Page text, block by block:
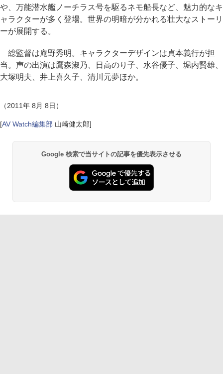
や、万能潜水艦ノーチラス号を駆るネモ船長など、魅力的なキ
ャラクターが多く登場。世界の明暗が分かれる壮大なストーリ
ーが展開する。
総監督は庵野秀明。キャラクターデザインは貞本義行が担
当。声の出演は鷹森淑乃、日高のり子、水谷優子、堀内賢雄、
大塚明夫、井上喜久子、清川元夢ほか。
（2011年 8月 8日）
[AV Watch編集部 山崎健太郎]
Google 検索で当サイトの記事を優先表示させる